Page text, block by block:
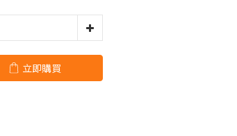
立即購買